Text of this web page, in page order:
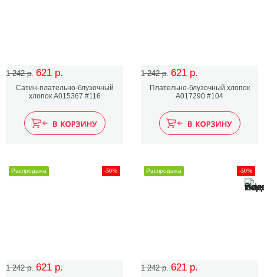
1 242 р. 621 р.
Сатин-плательно-блузочный
хлопок A015367 #116
1 242 р. 621 р.
Плательно-блузочный хлопок
А017290 #104
1 242 р. 621 р.
-50%
Распродажа
1 242 р. 621 р.
-50%
Распродажа